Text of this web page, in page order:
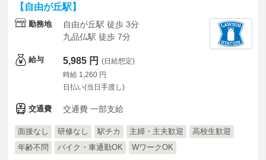
【自由が丘駅】
勤務地
自由が丘駅 徒歩 3分
九品仏駅 徒歩 7分
給与 5,985 円 (日給想定)
時給 1,260 円
日払い(当日手渡し)
交通費 交通費 一部支給
面接なし 研修なし 駅チカ 主婦・主夫歓迎
高校生歓迎
年齢不問
バイク・車通勤OK WワークOK